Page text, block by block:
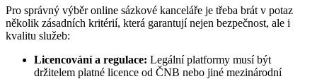
Pro správný výběr online sázkové kanceláře je třeba brát v potaz
několik zásadních kritérií, která garantují nejen bezpečnost, ale i
kvalitu služeb:
Licencování a regulace: Legální platformy musí být
držitelem platné licence od ČNB nebo jiné mezinárodní